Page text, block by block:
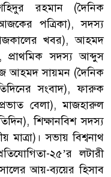
রহমান (দৈনিক
পত্রিকা), সদস্য
খবর), আহমদ
সদস্য আব্দুস
আহমদ সায়মন (দৈনিক
সংবাদ), ফারুক
বেলা), মাজহারুল
শিক্ষানবিশ সদস্য
সভায় বিশ্বনাথ
২৫’র লটারী
আয়-ব্যয়ের হিসাব